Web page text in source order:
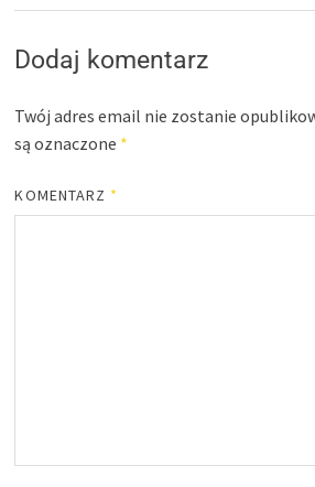
Dodaj komentarz
Twój adres email nie zostanie
są oznaczone *
KOMENTARZ *